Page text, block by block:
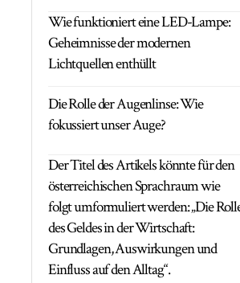
Wie funktioniert eine LED-Lampe:
Geheimnisse der modernen
Lichtquellen enthüllt
Die Rolle der Augenlinse: Wie
fokussiert unser Auge?
Der Titel des Artikels könnte für den
österreichischen Sprachraum wie
folgt umformuliert werden: „Die
des Geldes in der Wirtschaft:
Grundlagen, Auswirkungen und
Einfluss auf den Alltag“.